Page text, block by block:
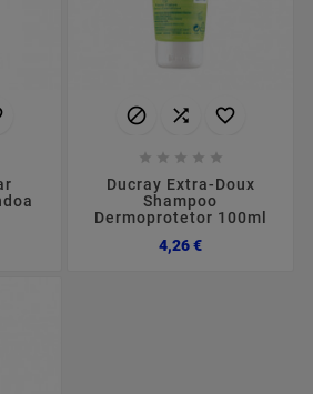
  
    
Ducray Extra-Doux
Shampoo
Dermoprotetor 100ml
4,26 €Preço